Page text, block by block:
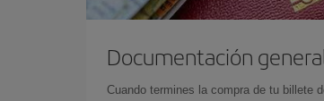
Documentación
Cuando termines la compra de tu billete